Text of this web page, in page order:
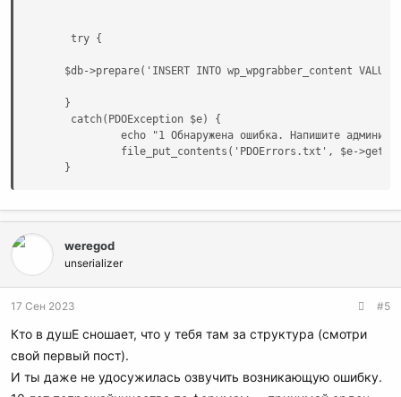
      try {
$db->prepare('INSERT INTO wp_wpgrabber_content
     }
      catch(PDOException $e) {
echo "1 Обнаружена ошибка. Напишите
file_put_contents('PDOErrors.txt', $e-
     }
weregod
unserializer
17 Сен 2023 #5
Кто в душЕ сношает, что у тебя там за структура (смотри
свой первый пост).
И ты даже не удосужилась озвучить возникающую ошибку.